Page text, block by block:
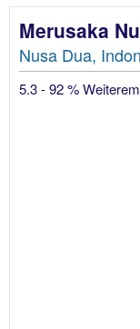
Merusaka
Nusa Dua,
5.3 - 92 %